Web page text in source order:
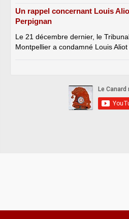
Un rappel concernant Louis
Perpignan
Le 21 décembre dernier, le
Montpellier a condamné Louis